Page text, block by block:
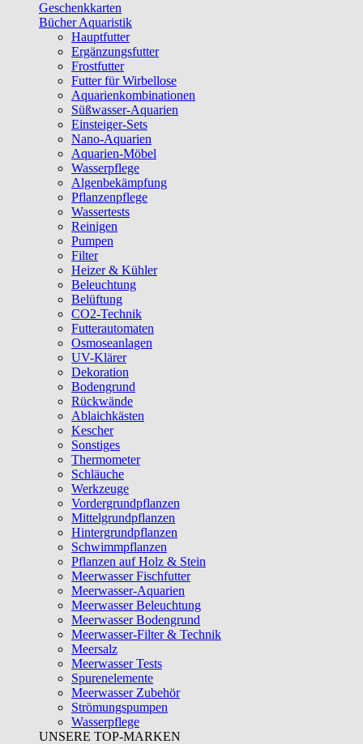
Geschenkkarten
Bücher Aquaristik
Hauptfutter
Ergänzungsfutter
Frostfutter
Futter für Wirbellose
Aquarienkombinationen
Süßwasser-Aquarien
Einsteiger-Sets
Nano-Aquarien
Aquarien-Möbel
Wasserpflege
Algenbekämpfung
Pflanzenpflege
Wassertests
Reinigen
Pumpen
Filter
Heizer & Kühler
Beleuchtung
Belüftung
CO2-Technik
Futterautomaten
Osmoseanlagen
UV-Klärer
Dekoration
Bodengrund
Rückwände
Ablaichkästen
Kescher
Sonstiges
Thermometer
Schläuche
Werkzeuge
Vordergrundpflanzen
Mittelgrundpflanzen
Hintergrundpflanzen
Schwimmpflanzen
Pflanzen auf Holz & Stein
Meerwasser Fischfutter
Meerwasser-Aquarien
Meerwasser Beleuchtung
Meerwasser Bodengrund
Meerwasser-Filter & Technik
Meersalz
Meerwasser Tests
Spurenelemente
Meerwasser Zubehör
Strömungspumpen
Wasserpflege
UNSERE TOP-MARKEN